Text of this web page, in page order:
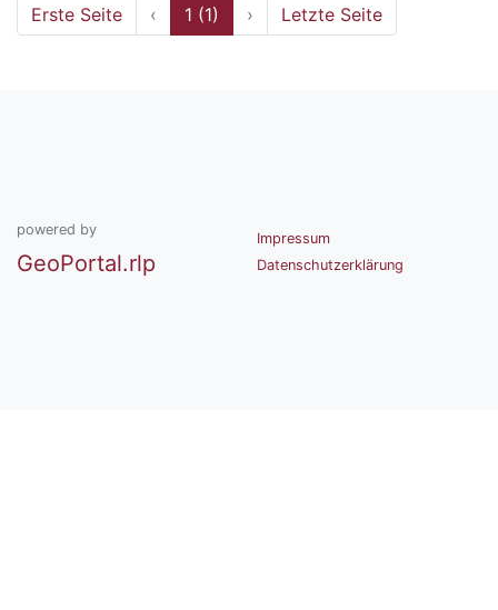
Erste Seite ‹ 1 (1) › Letzte Seite
powered by
GeoPortal.rlp
Impressum
Datenschutzerklärung